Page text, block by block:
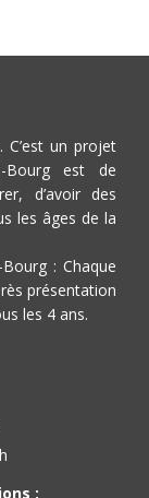
un projet
Bourg est de
d’avoir des
les âges de la
: Chaque
présentation
les 4 ans.
: